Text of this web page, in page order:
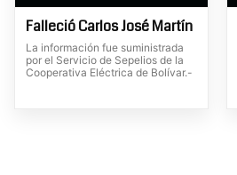
Falleció Carlos José Martín
La información fue suministrada
por el Servicio de Sepelios de la
Cooperativa Eléctrica de Bolívar.-